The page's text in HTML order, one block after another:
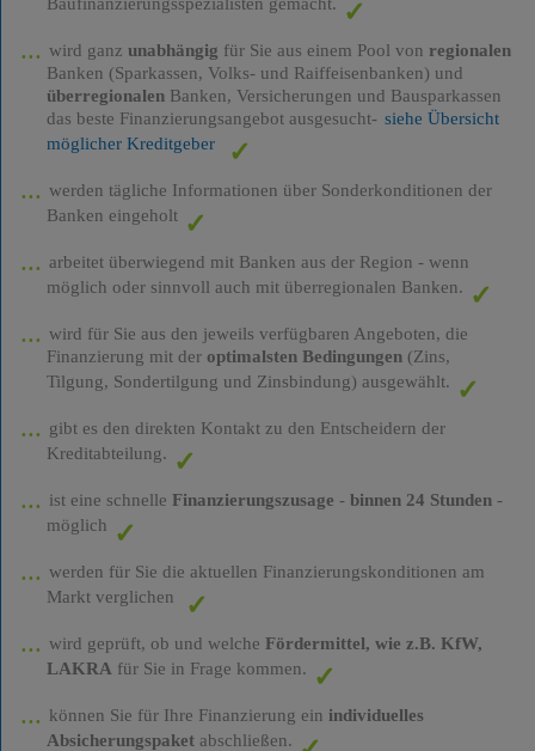
wird ganz unabhängig für Sie aus einem Pool von regionalen
Banken (Sparkassen, Volks- und Raiffeisenbanken) und
überregionalenBanken, Versicherungen und Bausparkassen
das beste Finanzierungsangebot ausgesucht- siehe Übersicht
möglicher Kreditgeber
werden tägliche Informationen über Sonderkonditionen der
Banken eingeholt
arbeitet überwiegend mit Banken aus der Region - wenn
möglich oder sinnvoll auch mit überregionalen Banken.
wird für Sie aus den jeweils verfügbaren Angeboten, die
Finanzierung mit der optimalsten Bedingungen(Zins,
Tilgung, Sondertilgung und Zinsbindung) ausgewählt.
gibt es den direkten Kontakt zu den Entscheidern der
Kreditabteilung.
ist eine schnelle Finanzierungszusage - binnen 24 Stunden-
möglich
werden für Sie die aktuellen Finanzierungskonditionen am
Markt verglichen
wird geprüft, ob und welche Fördermittel, wie z.B. KfW,
LAKRA für Sie in Frage kommen.
können Sie für Ihre Finanzierung ein individuelles
Absicherungspaketabschließen.